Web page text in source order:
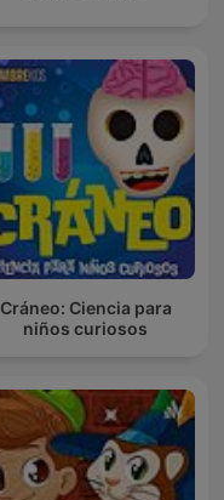
Cráneo: Ciencia para
niños curiosos